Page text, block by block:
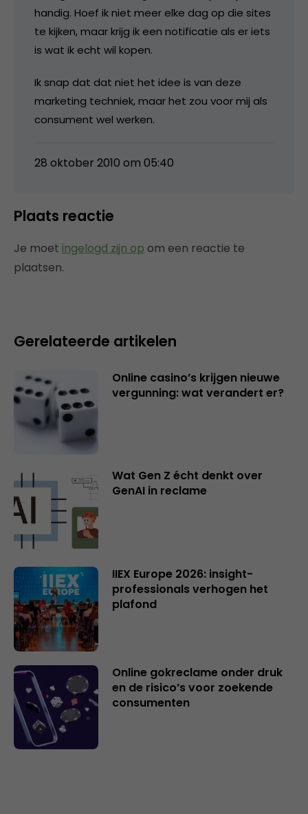
handig. Hoef ik niet meer elke dag op die sites
te kijken, maar krijg ik een notificatie als er iets
is wat ik echt wil kopen.
Ik snap dat dat niet het idee is van deze
marketing techniek, maar het zou voor mij als
consument wel werken.
28 oktober 2010 om 05:40
Plaats reactie
Je moet ingelogd zijn op om een reactie te
plaatsen.
Gerelateerde artikelen
Online casino’s krijgen nieuwe
vergunning: wat verandert er?
Wat Gen Z écht denkt over
GenAI in reclame
IIEX Europe 2026: insight-
professionals verhogen het
plafond
Online gokreclame onder druk
en de risico’s voor zoekende
consumenten